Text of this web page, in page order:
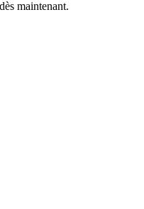
maintenant.